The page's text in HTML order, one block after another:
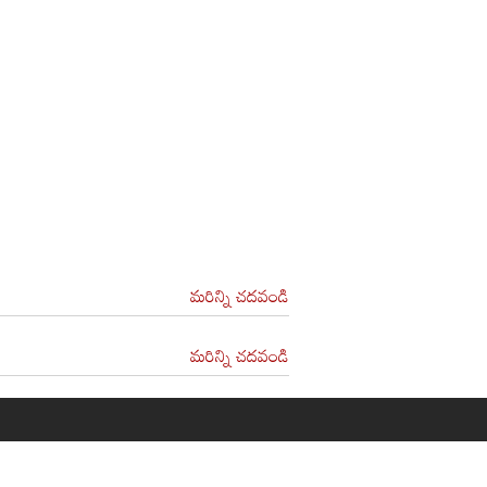
మరిన్ని చదవండి
మరిన్ని చదవండి